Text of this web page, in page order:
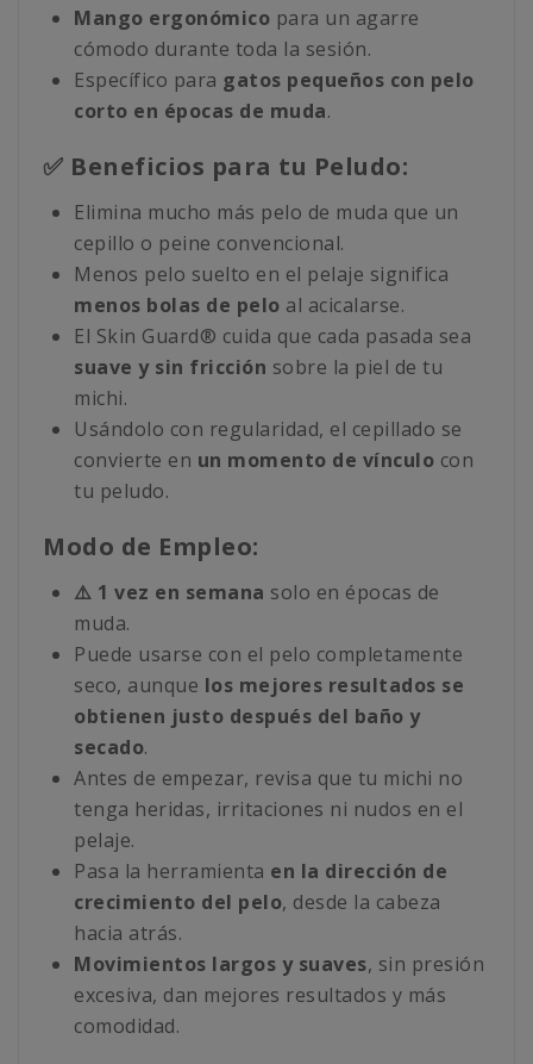
Mango ergonómico para un agarre
cómodo durante toda la sesión.
Específico para gatos pequeños con pelo
corto en épocas de muda.
✅ Beneficios para tu Peludo:
Elimina mucho más pelo de muda que un
cepillo o peine convencional.
Menos pelo suelto en el pelaje significa
menos bolas de pelo al acicalarse.
El Skin Guard® cuida que cada pasada sea
suave y sin fricción sobre la piel de tu
michi.
Usándolo con regularidad, el cepillado se
convierte en un momento de vínculo con
tu peludo.
Modo de Empleo:
⚠️ 1 vez en semana solo en épocas de
muda.
Puede usarse con el pelo completamente
seco, aunque los mejores resultados se
obtienen justo después del baño y
secado.
Antes de empezar, revisa que tu michi no
tenga heridas, irritaciones ni nudos en el
pelaje.
Pasa la herramienta en la dirección de
crecimiento del pelo, desde la cabeza
hacia atrás.
Movimientos largos y suaves, sin presión
excesiva, dan mejores resultados y más
comodidad.